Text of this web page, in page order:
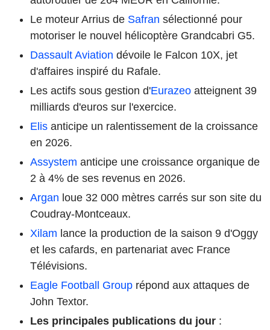
Le moteur Arrius de Safran sélectionné pour
motoriser le nouvel hélicoptère Grandcabri G5.
Dassault Aviation dévoile le Falcon 10X, jet
d'affaires inspiré du Rafale.
Les actifs sous gestion d'Eurazeo atteignent 39
milliards d'euros sur l'exercice.
Elis anticipe un ralentissement de la croissance
en 2026.
Assystem anticipe une croissance organique de
2 à 4% de ses revenus en 2026.
Argan loue 32 000 mètres carrés sur son site du
Coudray-Montceaux.
Xilam lance la production de la saison 9 d'Oggy
et les cafards, en partenariat avec France
Télévisions.
Eagle Football Group répond aux attaques de
John Textor.
Les principales publications du jour :